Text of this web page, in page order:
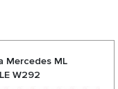
GLE Coupe W292
за експресна
качествени части
Mercedes ML
W292